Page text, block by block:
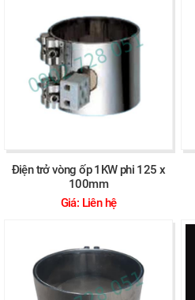
Điện trở vòng ốp 1KW phi 125 x
100mm
Giá: Liên hệ